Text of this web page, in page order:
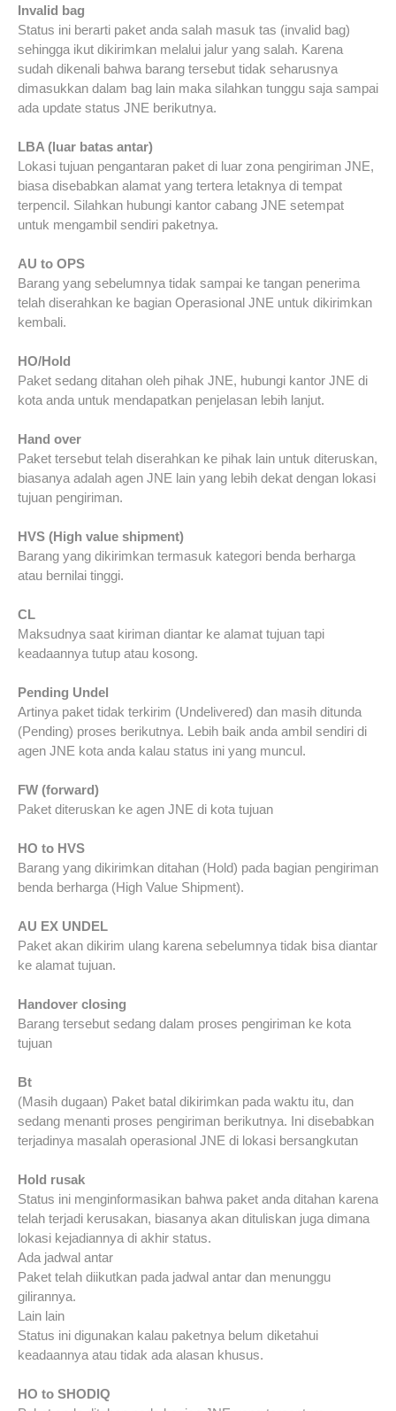
Invalid bag
Status ini berarti paket anda salah masuk tas (invalid bag)
sehingga ikut dikirimkan melalui jalur yang salah. Karena
sudah dikenali bahwa barang tersebut tidak seharusnya
dimasukkan dalam bag lain maka silahkan tunggu saja sampai
ada update status JNE berikutnya.
LBA (luar batas antar)
Lokasi tujuan pengantaran paket di luar zona pengiriman JNE,
biasa disebabkan alamat yang tertera letaknya di tempat
terpencil. Silahkan hubungi kantor cabang JNE setempat
untuk mengambil sendiri paketnya.
AU to OPS
Barang yang sebelumnya tidak sampai ke tangan penerima
telah diserahkan ke bagian Operasional JNE untuk dikirimkan
kembali.
HO/Hold
Paket sedang ditahan oleh pihak JNE, hubungi kantor JNE di
kota anda untuk mendapatkan penjelasan lebih lanjut.
Hand over
Paket tersebut telah diserahkan ke pihak lain untuk diteruskan,
biasanya adalah agen JNE lain yang lebih dekat dengan lokasi
tujuan pengiriman.
HVS (High value shipment)
Barang yang dikirimkan termasuk kategori benda berharga
atau bernilai tinggi.
CL
Maksudnya saat kiriman diantar ke alamat tujuan tapi
keadaannya tutup atau kosong.
Pending Undel
Artinya paket tidak terkirim (Undelivered) dan masih ditunda
(Pending) proses berikutnya. Lebih baik anda ambil sendiri di
agen JNE kota anda kalau status ini yang muncul.
FW (forward)
Paket diteruskan ke agen JNE di kota tujuan
HO to HVS
Barang yang dikirimkan ditahan (Hold) pada bagian pengiriman
benda berharga (High Value Shipment).
AU EX UNDEL
Paket akan dikirim ulang karena sebelumnya tidak bisa diantar
ke alamat tujuan.
Handover closing
Barang tersebut sedang dalam proses pengiriman ke kota
tujuan
Bt
(Masih dugaan) Paket batal dikirimkan pada waktu itu, dan
sedang menanti proses pengiriman berikutnya. Ini disebabkan
terjadinya masalah operasional JNE di lokasi bersangkutan
Hold rusak
Status ini menginformasikan bahwa paket anda ditahan karena
telah terjadi kerusakan, biasanya akan dituliskan juga dimana
lokasi kejadiannya di akhir status.
Ada jadwal antar
Paket telah diikutkan pada jadwal antar dan menunggu
gilirannya.
Lain lain
Status ini digunakan kalau paketnya belum diketahui
keadaannya atau tidak ada alasan khusus.
HO to SHODIQ